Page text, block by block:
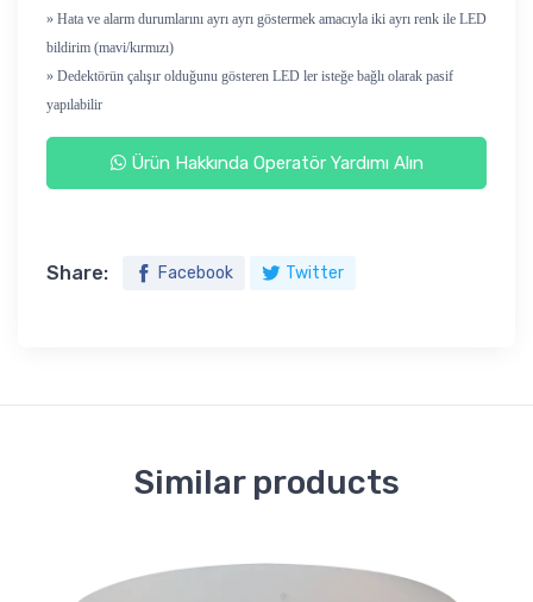
» Hata ve alarm durumlarını ayrı ayrı göstermek amacıyla iki ayrı renk ile LED
bildirim (mavi/kırmızı)
» Dedektörün çalışır olduğunu gösteren LED ler isteğe bağlı olarak pasif
yapılabilir
Ürün Hakkında Operatör Yardımı Alın
Share: Facebook Twitter
Similar products